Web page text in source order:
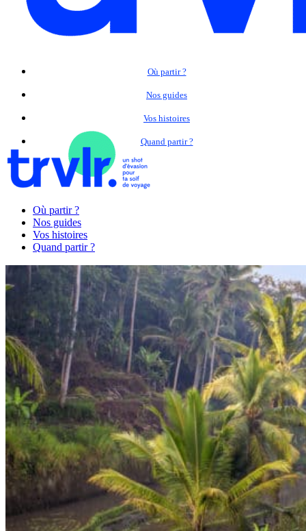
Où partir ?
Nos guides
Vos histoires
Quand partir ?
Où partir ?
Nos guides
Vos histoires
Quand partir ?